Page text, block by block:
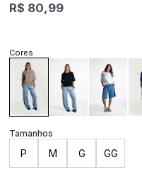
R$ 80,99
P M G GG